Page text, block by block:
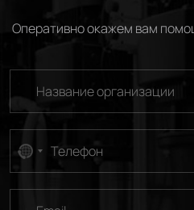
Оперативно окажем вам
No